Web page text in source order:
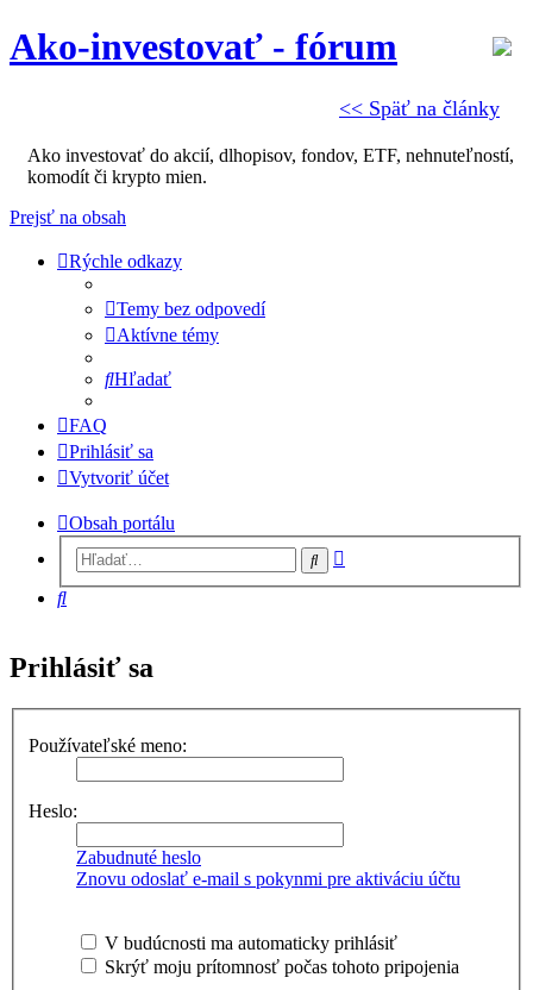
<< Späť na články
Ako-investovať - fórum
Ako investovať do akcií, dlhopisov, fondov, ETF, nehnuteľností,
komodít či krypto mien.
Prejsť na obsah
Rýchle odkazy
Temy bez odpovedí
Aktívne témy
Hľadať
FAQ
Prihlásiť sa
Vytvoriť účet
Obsah portálu
Hľadať
Hľadať
Prihlásiť sa
Používateľské meno:
Heslo:
Zabudnuté heslo
Znovu odoslať e-mail s pokynmi pre aktiváciu účtu
V budúcnosti ma automaticky prihlásiť
Skrýť moju prítomnosť počas tohoto pripojenia